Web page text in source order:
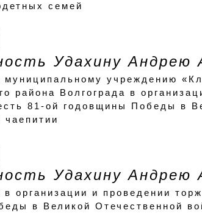
семей
Удахину Андрею
муниципальному учреждению
района Волгограда в
81-ой годовщины Победы в
чаепитии
Удахину Андрею
организации и проведении
в Великой Отечественной